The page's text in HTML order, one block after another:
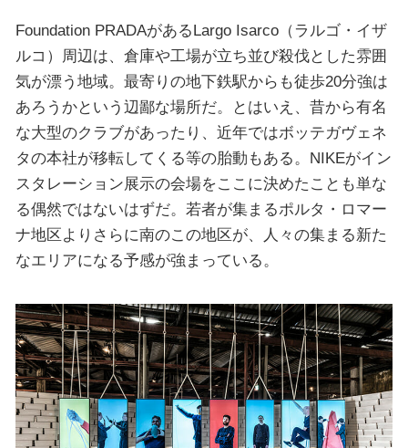
Foundation PRADAがあるLargo Isarco（ラルゴ・イザ
ルコ）周辺は、倉庫や工場が立ち並び殺伐とした雰囲
気が漂う地域。最寄りの地下鉄駅からも徒歩20分強は
あろうかという辺鄙な場所だ。とはいえ、昔から有名
な大型のクラブがあったり、近年ではボッテガヴェネ
タの本社が移転してくる等の胎動もある。NIKEがイン
スタレーション展示の会場をここに決めたことも単な
る偶然ではないはずだ。若者が集まるポルタ・ロマー
ナ地区よりさらに南のこの地区が、人々の集まる新た
なエリアになる予感が強まっている。